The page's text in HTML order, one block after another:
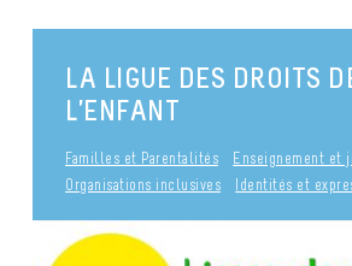
LA LIGUE DES DROITS
L’ENFANT
Familles et Parentalités
Enseignement et
Organisations inclusives
Identités et